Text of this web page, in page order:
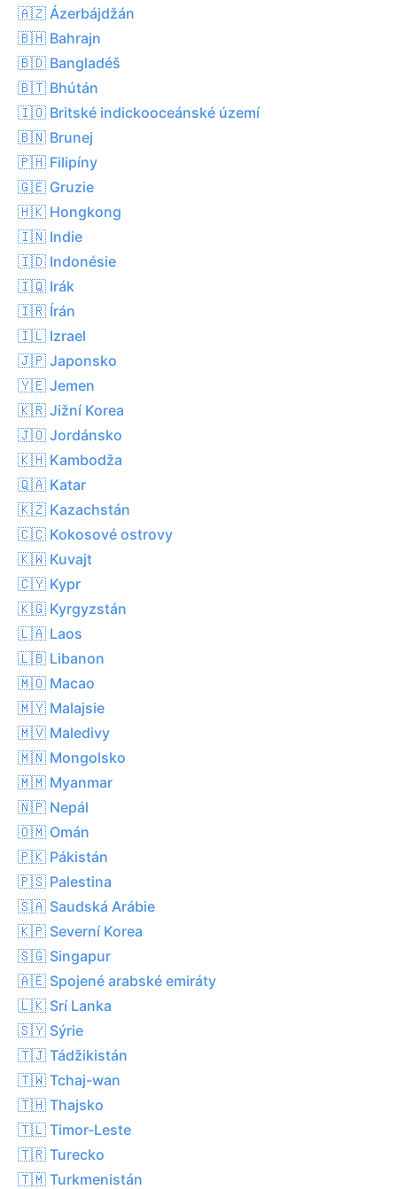
🇦🇿 Ázerbájdžán
🇧🇭 Bahrajn
🇧🇩 Bangladéš
🇧🇹 Bhútán
🇮🇴 Britské indickooceánské území
🇧🇳 Brunej
🇵🇭 Filipíny
🇬🇪 Gruzie
🇭🇰 Hongkong
🇮🇳 Indie
🇮🇩 Indonésie
🇮🇶 Irák
🇮🇷 Írán
🇮🇱 Izrael
🇯🇵 Japonsko
🇾🇪 Jemen
🇰🇷 Jižní Korea
🇯🇴 Jordánsko
🇰🇭 Kambodža
🇶🇦 Katar
🇰🇿 Kazachstán
🇨🇨 Kokosové ostrovy
🇰🇼 Kuvajt
🇨🇾 Kypr
🇰🇬 Kyrgyzstán
🇱🇦 Laos
🇱🇧 Libanon
🇲🇴 Macao
🇲🇾 Malajsie
🇲🇻 Maledivy
🇲🇳 Mongolsko
🇲🇲 Myanmar
🇳🇵 Nepál
🇴🇲 Omán
🇵🇰 Pákistán
🇵🇸 Palestina
🇸🇦 Saudská Arábie
🇰🇵 Severní Korea
🇸🇬 Singapur
🇦🇪 Spojené arabské emiráty
🇱🇰 Srí Lanka
🇸🇾 Sýrie
🇹🇯 Tádžikistán
🇹🇼 Tchaj-wan
🇹🇭 Thajsko
🇹🇱 Timor-Leste
🇹🇷 Turecko
🇹🇲 Turkmenistán